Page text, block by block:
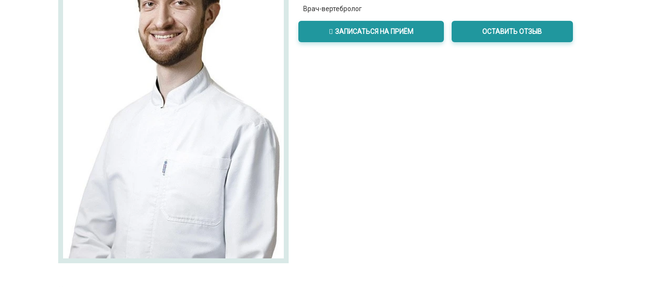
Врач-вертебролог
ЗАПИСАТЬСЯ НА ПРИЁМ ОСТАВИТЬ ОТЗЫВ